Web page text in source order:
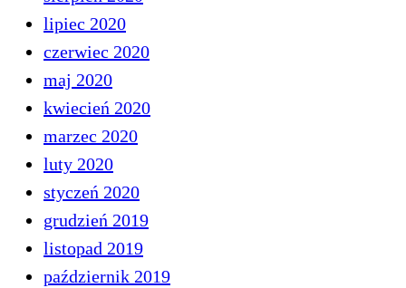
lipiec 2020
czerwiec 2020
maj 2020
kwiecień 2020
marzec 2020
luty 2020
styczeń 2020
grudzień 2019
listopad 2019
październik 2019